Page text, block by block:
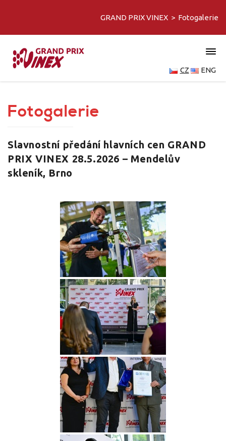
GRAND PRIX VINEX > Fotogalerie
CZ ENG
Fotogalerie
Slavnostní předání hlavních cen GRAND
PRIX VINEX 28.5.2026 – Mendelův
skleník, Brno